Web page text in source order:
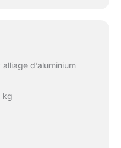
d’aluminium
kg